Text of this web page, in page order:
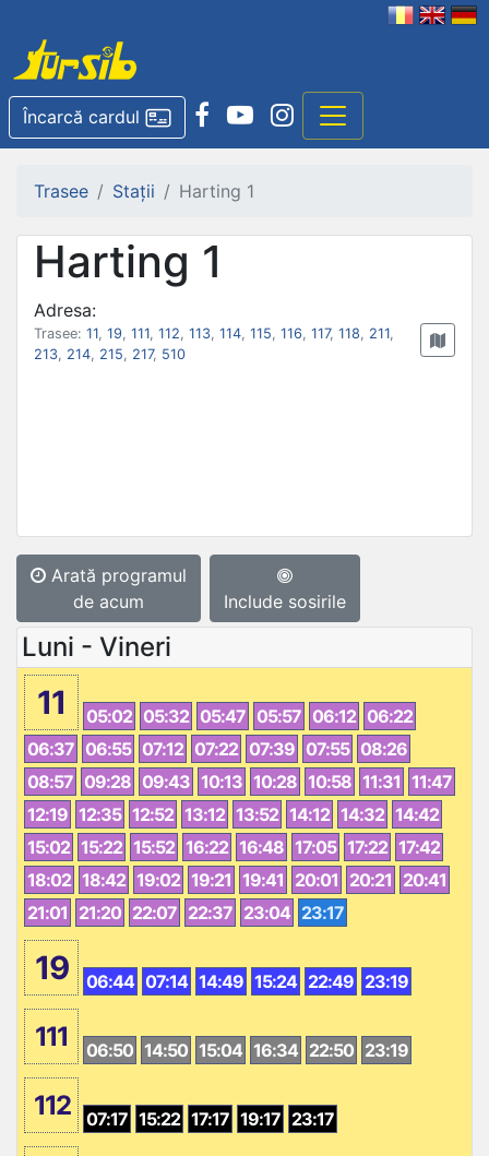
Încarcă cardul
Trasee Stații Harting 1
Harting 1
Adresa:
Trasee: 11, 19, 111, 112, 113, 114, 115, 116, 117, 118, 211,
213, 214, 215, 217, 510
Arată programul
de acum
Include sosirile
Luni - Vineri
11 05:02 05:32 05:47 05:57 06:12 06:22
06:37 06:55 07:12 07:22 07:39 07:55 08:26
08:57 09:28 09:43 10:13 10:28 10:58 11:31 11:47
12:19 12:35 12:52 13:12 13:52 14:12 14:32 14:42
15:02 15:22 15:52 16:22 16:48 17:05 17:22 17:42
18:02 18:42 19:02 19:21 19:41 20:01 20:21 20:41
21:01 21:20 22:07 22:37 23:04 23:17
19 06:44 07:14 14:49 15:24 22:49 23:19
111 06:50 14:50 15:04 16:34 22:50 23:19
112 07:17 15:22 17:17 19:17 23:17